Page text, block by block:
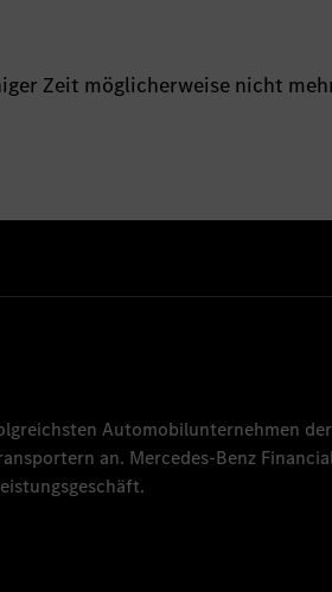
Zeit möglicherweise nicht
Automobilunternehmen
an. Mercedes-Benz